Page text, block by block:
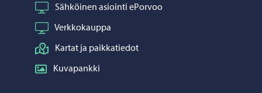
Sähköinen asiointi ePorvoo
Verkkokauppa
Kartat ja paikkatiedot
Kuvapankki